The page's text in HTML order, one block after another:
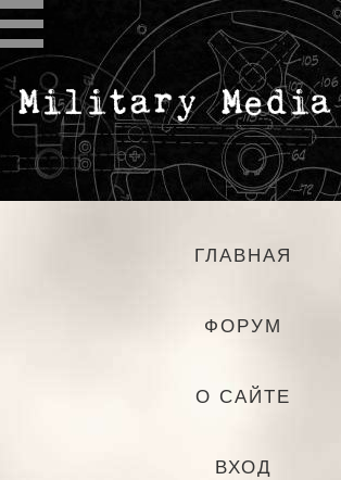
ГЛАВНАЯ
ФОРУМ
О САЙТЕ
ВХОД